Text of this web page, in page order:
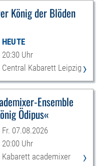
König der Blöden
HEUTE
20:30 Uhr
Central Kabarett Leipzig ›
Ensemble
Ödipus«
Fr. 07.08.2026
20:00 Uhr
Kabarett academixer
›